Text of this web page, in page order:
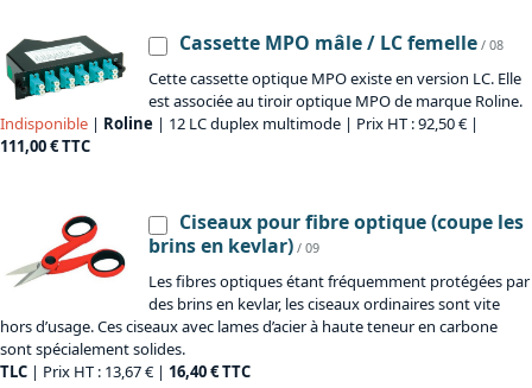
Cassette MPO mâle / LC femelle / 08
Cette cassette optique MPO existe en version LC. Elle
est associée au tiroir optique MPO de marque Roline.
Indisponible | Roline | 12 LC duplex multimode | Prix HT : 92,50 € |
111,00 € TTC
Ciseaux pour fibre optique (coupe les
brins en kevlar) / 09
Les fibres optiques étant fréquemment protégées par
des brins en kevlar, les ciseaux ordinaires sont vite
hors d’usage. Ces ciseaux avec lames d’acier à haute teneur en carbone
sont spécialement solides.
TLC | Prix HT : 13,67 € | 16,40 € TTC